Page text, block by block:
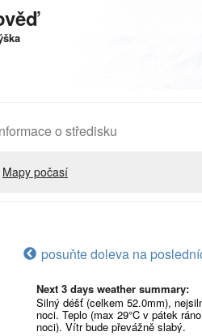
o středisku
Mapy počasí
posuňte doleva na
Next 3 days weather summary:
Silný déšť (celkem 52.0mm),
noci. Teplo (max 29°C v pátek
noci). Vítr bude převážně slabý.